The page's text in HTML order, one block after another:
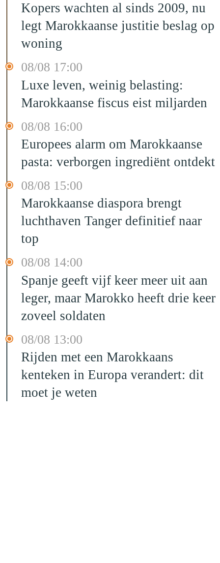
Kopers wachten al sinds 2009, nu
legt Marokkaanse justitie beslag op
woning
08/08 17:00
Luxe leven, weinig belasting:
Marokkaanse fiscus eist miljarden
08/08 16:00
Europees alarm om Marokkaanse
pasta: verborgen ingrediënt ontdekt
08/08 15:00
Marokkaanse diaspora brengt
luchthaven Tanger definitief naar
top
08/08 14:00
Spanje geeft vijf keer meer uit aan
leger, maar Marokko heeft drie keer
zoveel soldaten
08/08 13:00
Rijden met een Marokkaans
kenteken in Europa verandert: dit
moet je weten